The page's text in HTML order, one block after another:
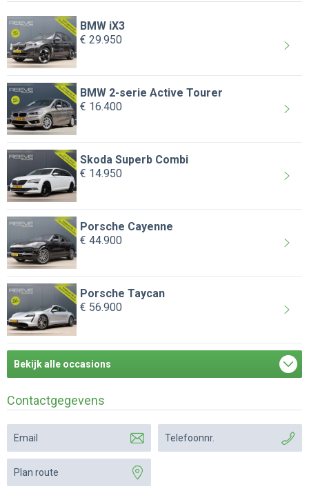
BMW iX3
€ 29.950
BMW 2-serie Active Tourer
€ 16.400
Skoda Superb Combi
€ 14.950
Porsche Cayenne
€ 44.900
Porsche Taycan
€ 56.900
Bekijk alle occasions
Contactgegevens
Email Telefoonnr.
Plan route